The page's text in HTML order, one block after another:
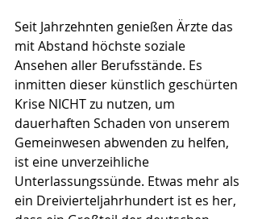
Seit Jahrzehnten genießen Ärzte das
mit Abstand höchste soziale
Ansehen aller Berufsstände. Es
inmitten dieser künstlich geschürten
Krise NICHT zu nutzen, um
dauerhaften Schaden von unserem
Gemeinwesen abwenden zu helfen,
ist eine unverzeihliche
Unterlassungssünde. Etwas mehr als
ein Dreivierteljahrhundert ist es her,